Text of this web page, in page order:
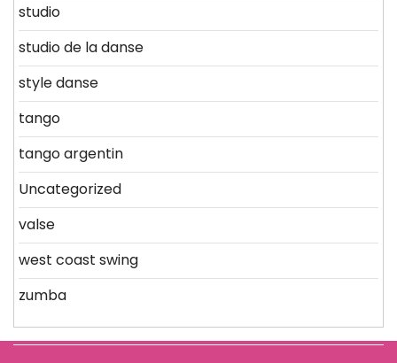
studio
studio de la danse
style danse
tango
tango argentin
Uncategorized
valse
west coast swing
zumba